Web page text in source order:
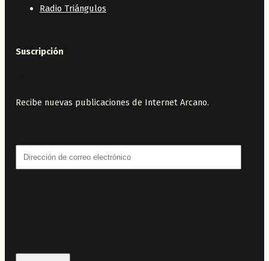
Radio Triángulos
Suscripción
Recibe nuevas publicaciones de Internet Arcano.
Dirección
de